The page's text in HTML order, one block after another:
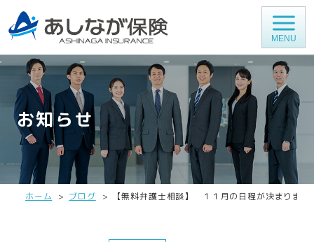
MENU
お知らせ
ホーム ブログ 【無料弁護士相談】 １１月の日程が決まりまし